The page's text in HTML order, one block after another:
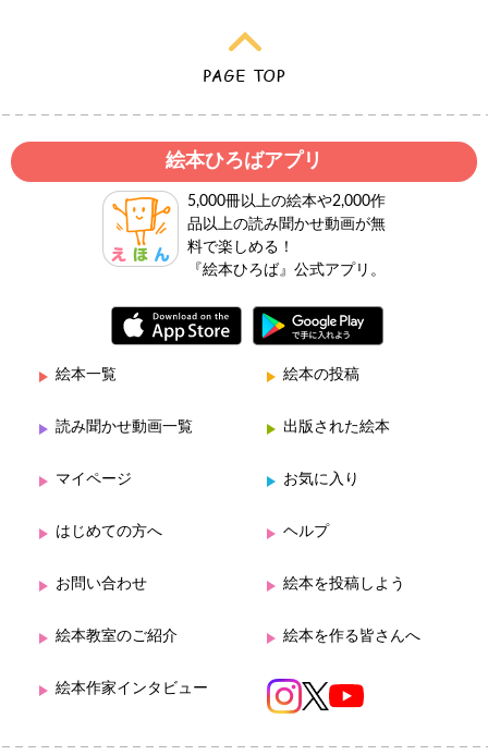
絵本ひろばアプリ
5,000冊以上の絵本や2,000作
品以上の読み聞かせ動画が無
料で楽しめる！
『絵本ひろば』公式アプリ。
絵本一覧 絵本の投稿
読み聞かせ動画一覧 出版された絵本
マイページ お気に入り
はじめての方へ ヘルプ
お問い合わせ 絵本を投稿しよう
絵本教室のご紹介 絵本を作る皆さんへ
絵本作家インタビュー